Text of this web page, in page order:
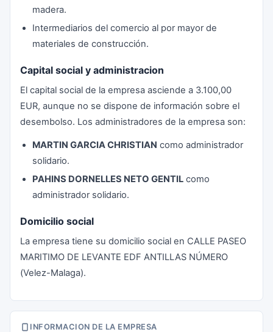
madera.
Intermediarios del comercio al por mayor de
materiales de construcción.
Capital social y administracion
El capital social de la empresa asciende a 3.100,00
EUR, aunque no se dispone de información sobre el
desembolso. Los administradores de la empresa son:
MARTIN GARCIA CHRISTIAN como administrador
solidario.
PAHINS DORNELLES NETO GENTIL como
administrador solidario.
Domicilio social
La empresa tiene su domicilio social en CALLE PASEO
MARITIMO DE LEVANTE EDF ANTILLAS NÚMERO
(Velez-Malaga).
INFORMACION DE LA EMPRESA